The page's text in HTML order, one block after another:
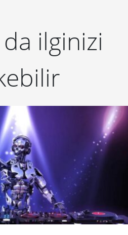
ilginizi